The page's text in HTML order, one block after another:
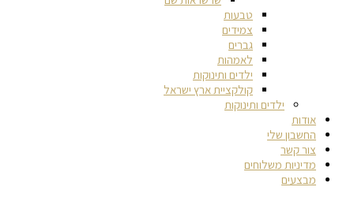
טבעות
צמידים
גברים
לאמהות
ילדים ותינוקות
קולקציית ארץ ישראל
ילדים ותינוקות
אודות
החשבון שלי
צור קשר
מדיניות משלוחים
מבצעים